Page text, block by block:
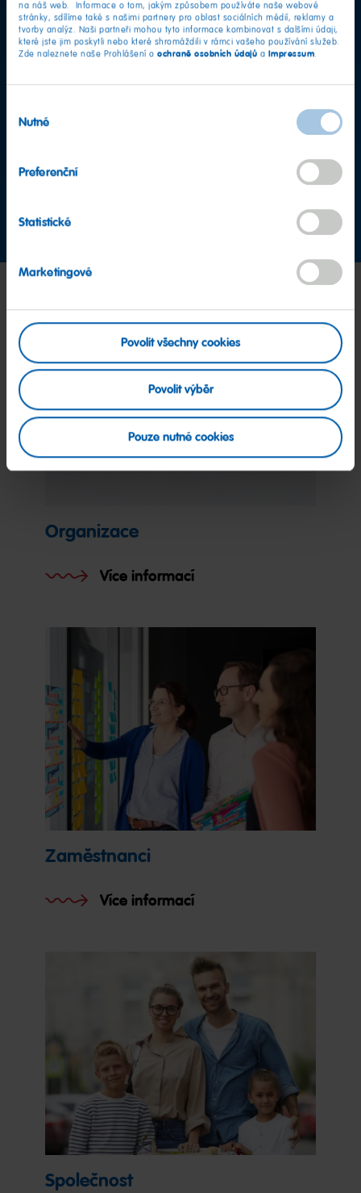
na náš web. Informace o tom, jakým způsobem používáte naše webové
stránky, sdílíme také s našimi partnery pro oblast sociálních médií, reklamy a
tvorby analýz. Naši partneři mohou tyto informace kombinovat s dalšími údaji,
které jste jim poskytli nebo které shromáždili v rámci vašeho používání služeb.
Zde naleznete naše Prohlášení o ochraně osobních údajů a Impressum.
souhlasu
Nutné
Preferenční
Statistické
Marketingové
Povolit všechny cookies
Povolit výběr
Pouze nutné cookies
Další otázky?
Tým klientského servisu
Organizace
Více informací
Zaměstnanci
Více informací
Společnost